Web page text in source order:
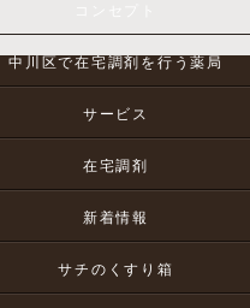
中川区で在宅調剤を行う薬局
サービス
在宅調剤
新着情報
サチのくすり箱